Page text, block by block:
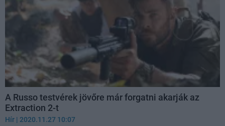
A Russo testvérek jövőre már forgatni akarják az
Extraction 2-t
Hír | 2020.11.27 10:07